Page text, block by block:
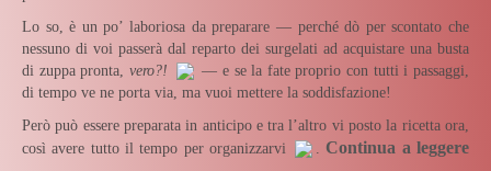
Lo so, è un po’ laboriosa da preparare — perché dò per scontato che
nessuno di voi passerà dal reparto dei surgelati ad acquistare una busta
di zuppa pronta, vero?!
— e se la fate proprio con tutti i passaggi,
di tempo ve ne porta via, ma vuoi mettere la soddisfazione!
Però può essere preparata in anticipo e tra l’altro vi posto la ricetta ora,
così avere tutto il tempo per organizzarvi
.Continua a leggere